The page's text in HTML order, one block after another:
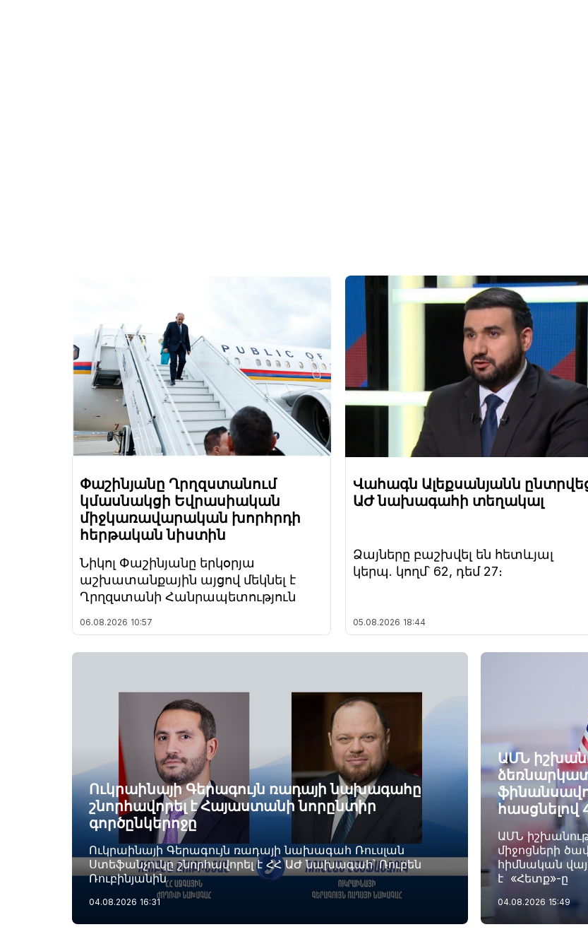
Փաշինյանը Ղրղզստանում
կմասնակցի Եվրասիական
միջկառավարական խորհրդի
հերթական նիստին
Նիկոլ Փաշինյանը երկօրյա
աշխատանքային այցով մեկնել է
Ղրղզստանի Հանրապետություն
06.08.2026 10:57
Վահագն Ալեքսանյանն
ԱԺ նախագահի տեղակալ
Ձայները բաշխվել են հետևյալ
կերպ. կողմ՝ 62, դեմ 27։
05.08.2026 18:44
Ուկրաինայի Գերագույն ռադայի նախագահը
շնորհավորել է Հայաստանի նորընտիր
գործընկերոջը
Ուկրաինայի Գերագույն ռադայի նախագահ Ռուսլան
Ստեֆանչուկը շնորհավորել է ՀՀ ԱԺ նախագահ՝ Ռուբեն
Ռուբինյանին
04.08.2026 16:31
ԱՄՆ
հասցնելով
ԱՄՆ
միջոցների
հիմնական
է «Հետք»-ը
04.08.2026 15:49